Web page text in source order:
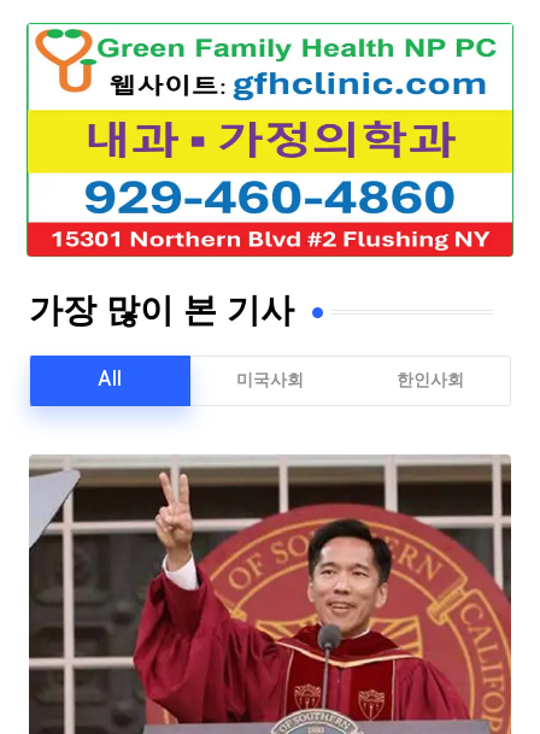
가장 많이 본 기사
All 미국사회 한인사회